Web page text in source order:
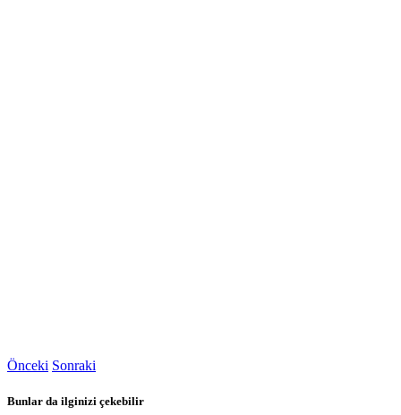
Önceki Sonraki
Bunlar da ilginizi çekebilir